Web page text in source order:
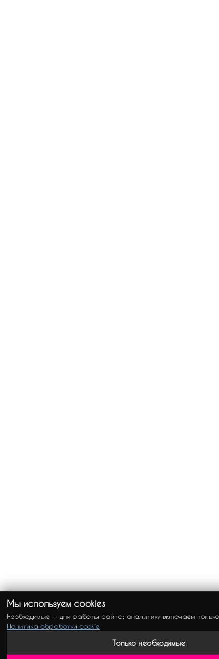
Мы используем cookies
Необходимые — для работы сайта; аналитику включаем
Политика обработки cookie
Только необходимые